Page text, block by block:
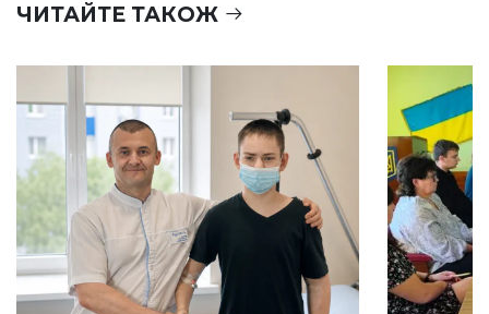
ЧИТАЙТЕ ТАКОЖ